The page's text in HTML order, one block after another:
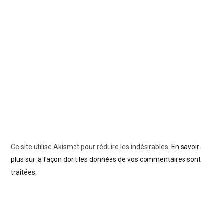
Ce site utilise Akismet pour réduire les indésirables. En savoir
plus sur la façon dont les données de vos commentaires sont
traitées